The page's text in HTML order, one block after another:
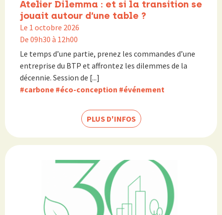
Atelier Dilemma : et si la transition se
jouait autour d’une table ?
Le 1 octobre 2026
De 09h30 à 12h00
Le temps d’une partie, prenez les commandes d’une
entreprise du BTP et affrontez les dilemmes de la
décennie. Session de [...]
#carbone #éco-conception #événement
PLUS D'INFOS